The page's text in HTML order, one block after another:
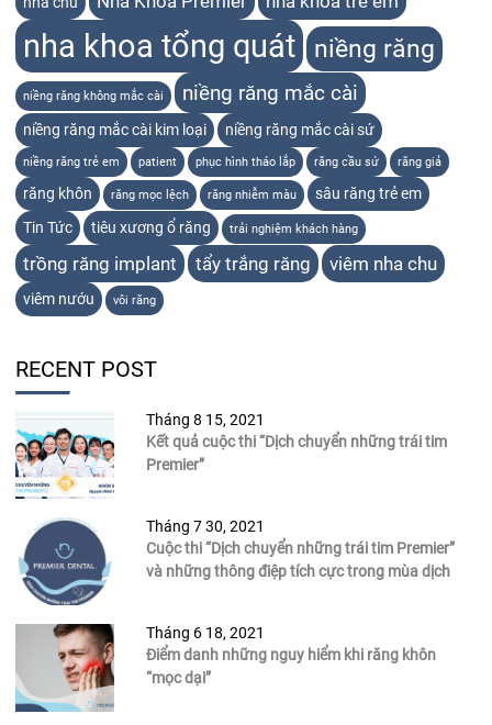
nha khoa tổng quát niềng răng
niềng răng không mắc cài niềng răng mắc cài
niềng răng mắc cài kim loại niềng răng mắc cài sứ
niềng răng trẻ em patient phục hình tháo lắp răng cầu sứ răng giả
răng khôn răng mọc lệch răng nhiễm màu
sâu răng trẻ em
Tin Tức
tiêu xương ổ răng trải nghiệm khách hàng
trồng răng implant tẩy trắng răng viêm nha chu
viêm nướu vôi răng
RECENT POST
Tháng 8 15, 2021
Kết quả cuộc thi “Dịch chuyển những trái tim
Premier”
Tháng 7 30, 2021
Cuộc thi “Dịch chuyển những trái tim Premier”
và những thông điệp tích cực trong mùa dịch
Tháng 6 18, 2021
Điểm danh những nguy hiểm khi răng khôn
“mọc dại”